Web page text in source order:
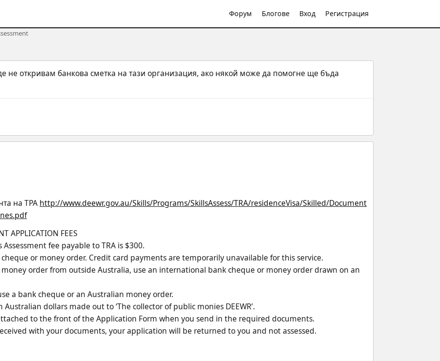
Форум Блогове Вход Регистрация
не откривам банкова сметка на тази организация, ако някой може да помогне ще бъда
на ТРА http://www.deewr.gov.au/Skills/Programs/SkillsAssess/TRA/residenceVisa/Skilled/Document
APPLICATION FEES
fee payable to TRA is $300.
or money order. Credit card payments are temporarily unavailable for this service.
order from outside Australia, use an international bank cheque or money order drawn on an
a bank cheque or an Australian money order.
dollars made out to ‘The collector of public monies DEEWR’.
to the front of the Application Form when you send in the required documents.
with your documents, your application will be returned to you and not assessed.